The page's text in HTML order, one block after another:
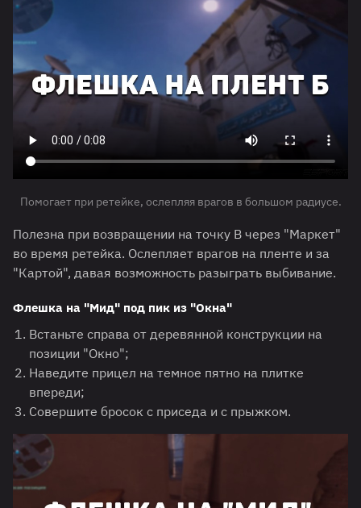
Помогает при ретейке, ослепляя врагов в большом радиусе.
Полезна при возвращении на точку B через "Маркет"
во время ретейка. Ослепляет врагов на пленте и за
"Картой", давая возможность разыграть выбивание.
Флешка на "Мид" под пик из "Окна"
Встаньте справа от деревянной конструкции на
позиции "Окно";
Наведите прицел на темное пятно на плитке
впереди;
Совершите бросок с приседа и с прыжком.